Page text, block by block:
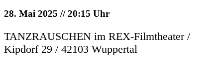
28. Mai 2025 // 20:15 Uhr
TANZRAUSCHEN im REX-Filmtheater /
Kipdorf 29 / 42103 Wuppertal